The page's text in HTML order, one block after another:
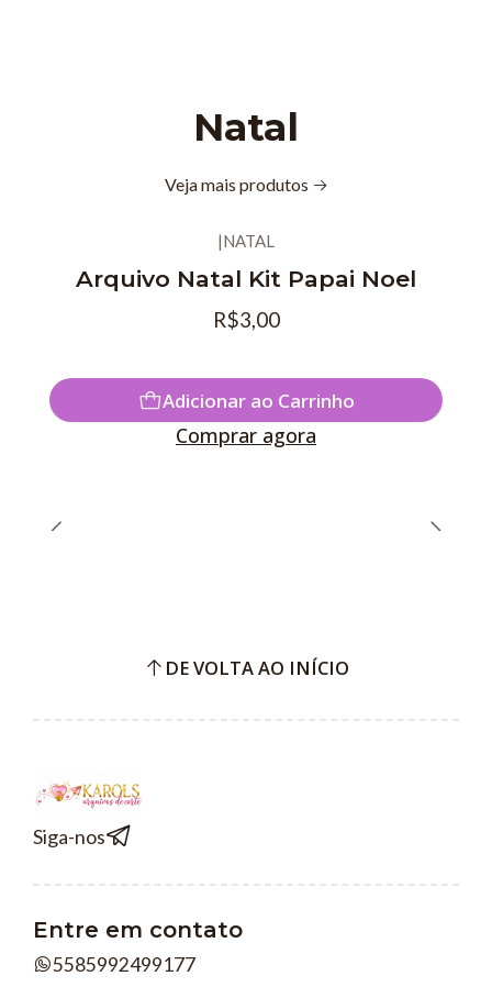
Natal
Veja mais produtos
|NATAL
Arquivo Natal Kit Papai Noel
R$3,00
Adicionar ao Carrinho
Comprar agora
DE VOLTA AO INÍCIO
Siga-nos
Entre em contato
5585992499177